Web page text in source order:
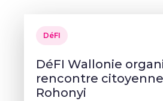
DéFI
DéFI Wallonie
rencontre
Rohonyi